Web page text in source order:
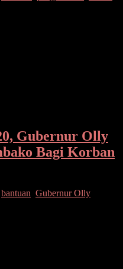
Gubernur Olly
Bagi Korban
bantuan Gubernur Olly